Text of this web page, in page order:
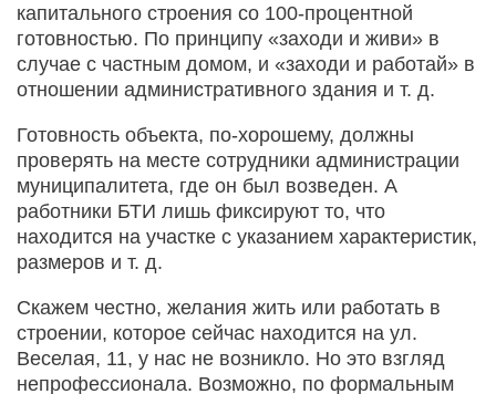
капитального строения со 100-процентной
готовностью. По принципу «заходи и живи» в
случае с частным домом, и «заходи и работай» в
отношении административного здания и т. д.
Готовность объекта, по-хорошему, должны
проверять на месте сотрудники администрации
муниципалитета, где он был возведен. А
работники БТИ лишь фиксируют то, что
находится на участке с указанием характеристик,
размеров и т. д.
Скажем честно, желания жить или работать в
строении, которое сейчас находится на ул.
Веселая, 11, у нас не возникло. Но это взгляд
непрофессионала. Возможно, по формальным